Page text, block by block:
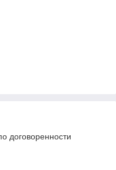
договоренности